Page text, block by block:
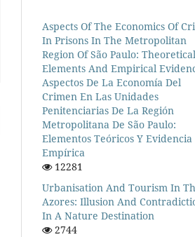
Aspects Of The Economics Of
In Prisons In The Metropolitan
Region Of São Paulo: Theoretical
Elements And Empirical
Aspectos De La Economía Del
Crimen En Las Unidades
Penitenciarias De La Región
Metropolitana De São Paulo:
Elementos Teóricos Y Evidencia
Empírica
12281
Urbanisation And Tourism In
Azores: Illusion And
In A Nature Destination
2744